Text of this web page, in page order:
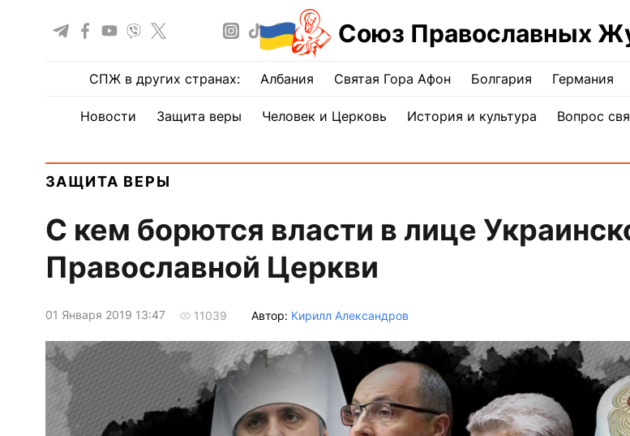
Союз Православных
СПЖ в других странах: Албания Святая Гора Афон Болгария Германия
Новости Защита веры Человек и Церковь История и культура Вопрос
ЗАЩИТА ВЕРЫ
С кем борются власти в лице
Православной Церкви
01 Января 2019 13:47 11039 Автор: Кирилл Александров